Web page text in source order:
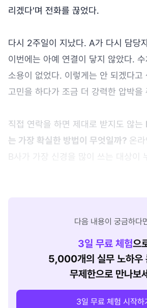
리겠다'며 전화를 끊었다.
다시 2주일이 지났다. A가 다시 담당
이번에는 아예 연결이 닿지 않았다.
소용이 없었다. 이렇게는 안 되겠다고
고민을 하다가 조금 더 강력한 압박을
직접 연락을 하면 제대로 받지도 않는
는 가장 확실한 방법이 무엇일까? 온
B사가 가장 신경을 많이 쓰는 대상이
다음 내용이 궁금하다
3일 무료 체험으
5,000개의 실무 노하우
무제한으로 만나보
3일 무료 체험 시작하